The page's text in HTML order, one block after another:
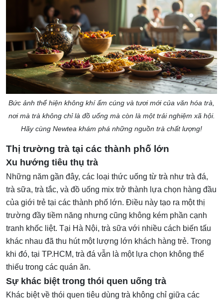
Bức ảnh thể hiện không khí ấm cúng và tươi mới của văn hóa trà,
nơi mà trà không chỉ là đồ uống mà còn là một trải nghiệm xã hội.
Hãy cùng Newtea khám phá những nguồn trà chất lượng!
Thị trường trà tại các thành phố lớn
Xu hướng tiêu thụ trà
Những năm gần đây, các loại thức uống từ trà như trà đá,
trà sữa, trà tắc, và đồ uống mix trở thành lựa chọn hàng đầu
của giới trẻ tại các thành phố lớn. Điều này tạo ra một thị
trường đầy tiềm năng nhưng cũng không kém phần cạnh
tranh khốc liệt. Tại Hà Nội, trà sữa với nhiều cách biến tấu
khác nhau đã thu hút một lượng lớn khách hàng trẻ. Trong
khi đó, tại TP.HCM, trà đá vẫn là một lựa chọn không thể
thiếu trong các quán ăn.
Sự khác biệt trong thói quen uống trà
Khác biệt về thói quen tiêu dùng trà không chỉ giữa các